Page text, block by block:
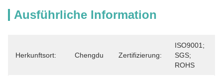
Ausführliche Information
Herkunftsort: Chengdu Zertifizierung:
ISO9001;
SGS;
ROHS